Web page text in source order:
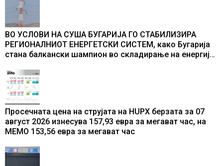
ВО УСЛОВИ НА СУША БУГАРИЈА ГО СТАБИЛИЗИРА
РЕГИОНАЛНИОТ ЕНЕРГЕТСКИ СИСТЕМ, како Бугарија
стана балкански шампион во складирање на енергија
Просечната цена на струјата на HUPX берзата за 07
август 2026 изнесува 157,93 евра за мегават час, на
МЕМО 153,56 евра за мегават час